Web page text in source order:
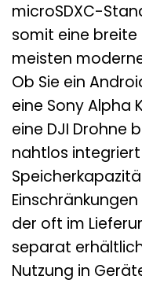
microSDXC-
somit eine
meisten
Ob Sie ein
eine Sony Alpha
eine DJI Drohne
nahtlos
der oft im
separat
Nutzung in